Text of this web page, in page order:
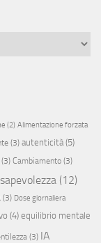
(2) Alimentazione forzata
(3) autenticità (5)
(3) Cambiamento (3)
(12)
(3) Dose giornaliera
(4) equilibrio mentale
(3) IA